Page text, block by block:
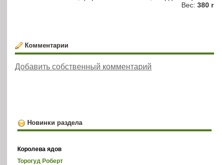
Вес: 380 г
Комментарии
Добавить собственный комментарий
Новинки раздела
Королева ядов
Торогуд Роберт